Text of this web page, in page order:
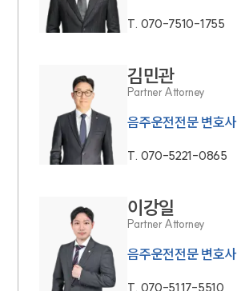
T. 070-7510-1755
김민관
Partner Attorney
음주운전전문 변호사
T. 070-5221-0865
이강일
Partner Attorney
음주운전전문 변호사
T. 070-5117-5510